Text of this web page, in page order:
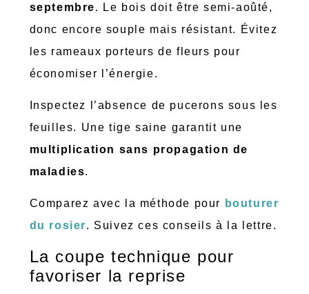
septembre. Le bois doit être semi-aoûté,
donc encore souple mais résistant. Évitez
les rameaux porteurs de fleurs pour
économiser l’énergie.
Inspectez l’absence de pucerons sous les
feuilles. Une tige saine garantit une
multiplication sans propagation de
maladies.
Comparez avec la méthode pour
bouturer
du rosier. Suivez ces conseils à la lettre.
La coupe technique pour
favoriser la reprise